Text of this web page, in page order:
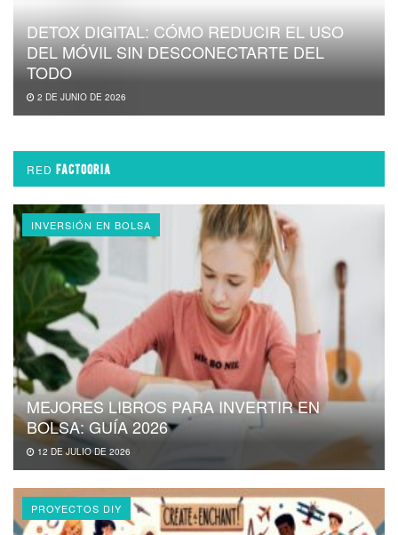
DETOX DIGITAL: CÓMO REDUCIR EL USO
DEL MÓVIL SIN DESCONECTARTE DEL
TODO
2 DE JUNIO DE 2026
RED FACTOORIA
INVERSIÓN EN BOLSA
MEJORES LIBROS PARA INVERTIR EN
BOLSA: GUÍA 2026
12 DE JULIO DE 2026
PROYECTOS DIY